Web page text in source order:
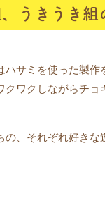
うきうき組
ハサミを使った製作
クワクしながらチョ
の、それぞれ好きな